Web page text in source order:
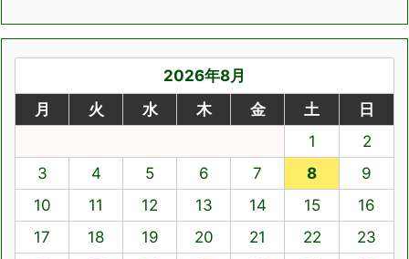
2026年8月
月
火 水 木 金 土
日
1
2
3
4 5 6 7 8
9
10
11 12 13 14 15
16
17
18 19 20 21 22
23